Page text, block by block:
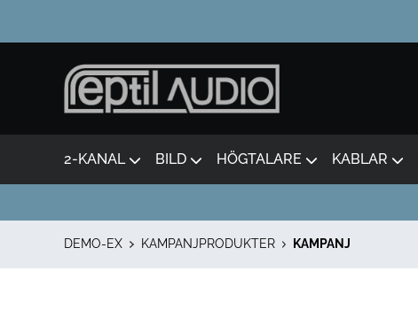
2-KANAL BILD HÖGTALARE KABLAR
DEMO-EX KAMPANJPRODUKTER KAMPANJ